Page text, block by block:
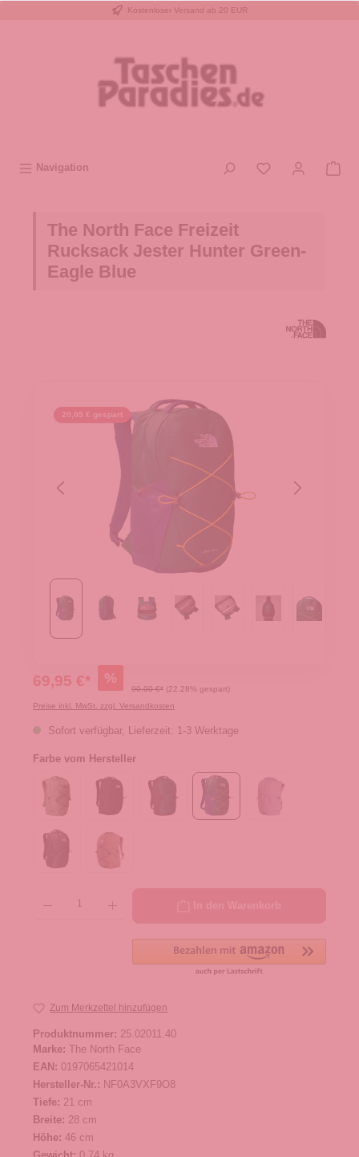
Kostenloser Versand ab 20 EUR
Navigation
The North Face Freizeit
Rucksack Jester Hunter Green-
Eagle Blue
20,05 € gespart
69,95 €* %
90,00 €* (22.28% gespart)
Preise inkl. MwSt. zzgl. Versandkosten
Sofort verfügbar, Lieferzeit: 1-3 Werktage
Farbe vom Hersteller
Zum Merkzettel hinzufügen
Produktnummer: 25.02011.40
Marke: The North Face
EAN: 0197065421014
Hersteller-Nr.: NF0A3VXF9O8
Tiefe: 21 cm
Breite: 28 cm
Höhe: 46 cm